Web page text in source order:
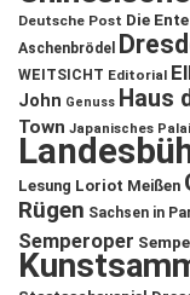
Deutsche Post Die
Aschenbrödel
WEITSICHT Editorial
John Genuss Haus
Town Japanisches
Lesung Loriot Meißen
Rügen Sachsen in
Semperoper